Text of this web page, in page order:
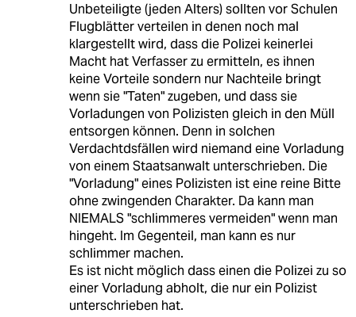
Unbeteiligte (jeden Alters) sollten vor Schulen
Flugblätter verteilen in denen noch mal
klargestellt wird, dass die Polizei keinerlei
Macht hat Verfasser zu ermitteln, es ihnen
keine Vorteile sondern nur Nachteile bringt
wenn sie "Taten" zugeben, und dass sie
Vorladungen von Polizisten gleich in den Müll
entsorgen können. Denn in solchen
Verdachtdsfällen wird niemand eine Vorladung
von einem Staatsanwalt unterschrieben. Die
"Vorladung" eines Polizisten ist eine reine Bitte
ohne zwingenden Charakter. Da kann man
NIEMALS "schlimmeres vermeiden" wenn man
hingeht. Im Gegenteil, man kann es nur
schlimmer machen.
Es ist nicht möglich dass einen die Polizei zu so
einer Vorladung abholt, die nur ein Polizist
unterschrieben hat.